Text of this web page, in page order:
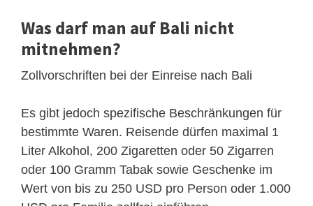
Was darf man auf Bali nicht
mitnehmen?
Zollvorschriften bei der Einreise nach Bali
Es gibt jedoch spezifische Beschränkungen für
bestimmte Waren. Reisende dürfen maximal 1
Liter Alkohol, 200 Zigaretten oder 50 Zigarren
oder 100 Gramm Tabak sowie Geschenke im
Wert von bis zu 250 USD pro Person oder 1.000